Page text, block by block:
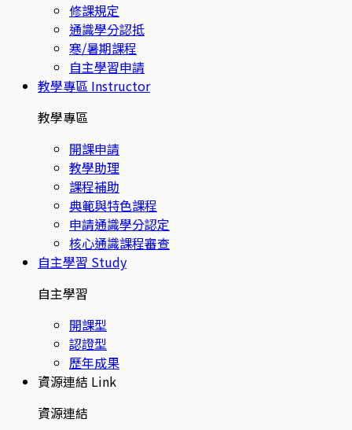
修課規定
通識學分認抵
寒/暑期課程
自主學習申請
教學專區 Instructor
教學專區
開課申請
教學助理
課程補助
典範與特色課程
申請通識學分認定
核心通識課程審查
自主學習 Study
自主學習
開課型
認證型
歷年成果
資源連結 Link
資源連結